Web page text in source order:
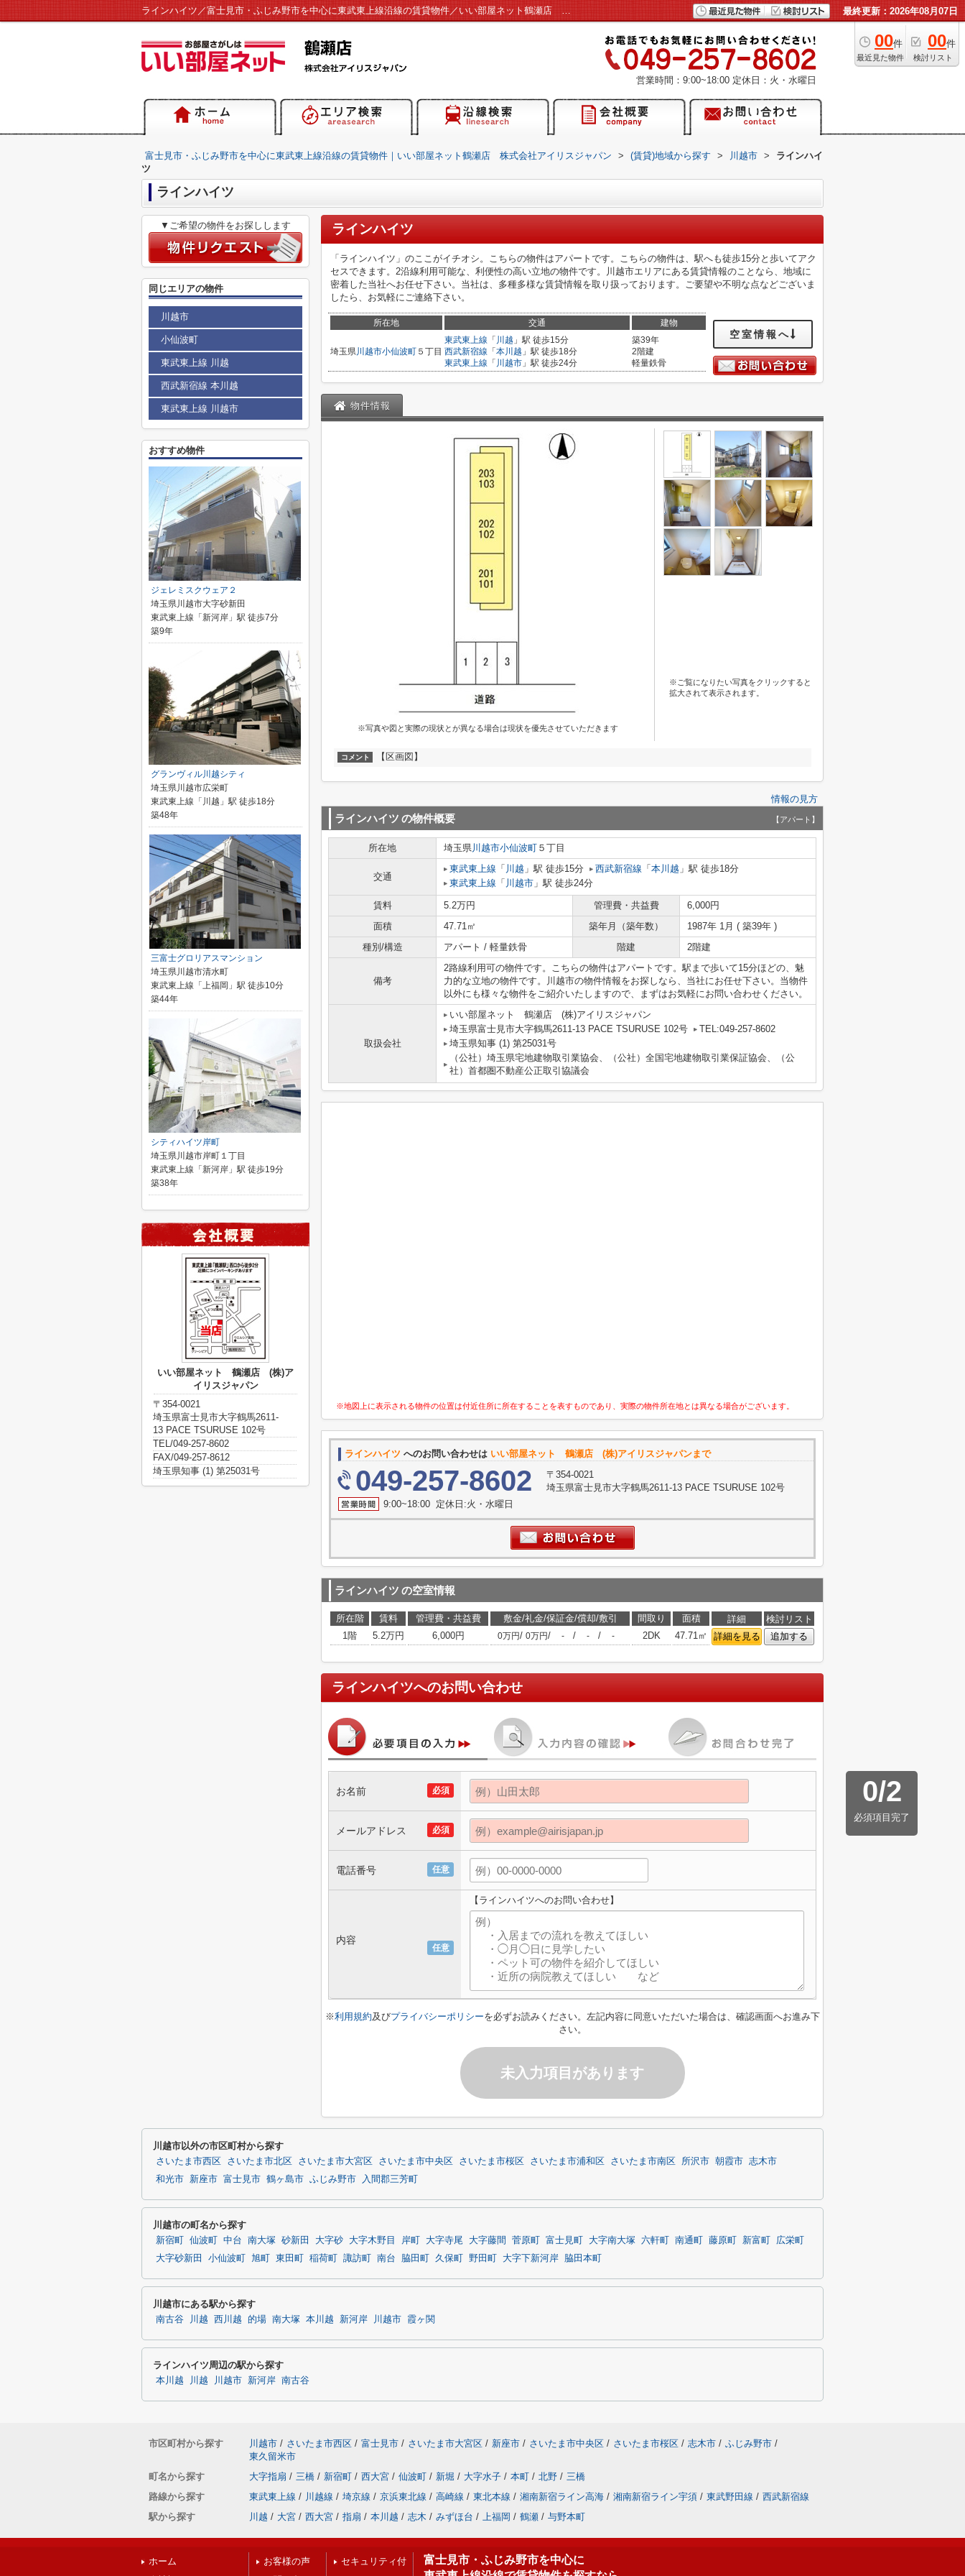
ラインハイツ／富士見市・ふじみ野市を中心に東武東上線沿線の賃貸物件／いい部屋ネット鶴瀬店 株式会社アイリスジャパン 最終更新：2026年08月07日
00件
最近見た物件
00件
検討リスト
営業時間：9:00~18:00 定休日：火・水曜日
富士見市・ふじみ野市を中心に東武東上線沿線の賃貸物件｜いい部屋ネット鶴瀬店 株式会社アイリスジャパン > (賃貸)地域から探す > 川越市 >
ラインハイ
ツ
ラインハイツ
ラインハイツ
「ラインハイツ」のここがイチオシ。こちらの物件はアパートです。こちらの物件は、駅へも徒歩15分と歩いてアク
セスできます。2沿線利用可能な、利便性の高い立地の物件です。川越市エリアにある賃貸情報のことなら、地域に
密着した当社へお任せ下さい。当社は、多種多様な賃貸情報を取り扱っております。ご要望や不明な点などございま
したら、お気軽にご連絡下さい。
所在地 交通 建物
埼玉県川越市小仙波町 ５丁目
東武東上線 「 川越 」駅 徒歩15分
西武新宿線 「 本川越 」駅 徒歩18分
東武東上線 「 川越市 」駅 徒歩24分
築39年
2階建
軽量鉄骨
空室情報へ
物件情報
※写真や図と実際の現状とが異なる場合は現状を優先させていただきます
※ご覧になりたい写真をクリックすると
拡大されて表示されます。
コメント 【区画図】
情報の見方
ラインハイツ の物件概要 【アパート】
所在地 埼玉県川越市小仙波町 ５丁目
交通
東武東上線 「 川越 」駅 徒歩15分 西武新宿線 「 本川越 」駅 徒歩18分
東武東上線 「 川越市 」駅 徒歩24分
賃料 5.2万円 管理費・共益費
6,000円
面積
47.71㎡ 築年月（築年数）
1987年 1月 ( 築39年 )
種別/構造
アパート / 軽量鉄骨 階建 2階建
備考
2路線利用可の物件です。こちらの物件はアパートです。駅まで歩いて15分ほどの、魅
力的な立地の物件です。川越市の物件情報をお探しなら、当社にお任せ下さい。当物件
以外にも様々な物件をご紹介いたしますので、まずはお気軽にお問い合わせください。
取扱会社
いい部屋ネット 鶴瀬店 (株)アイリスジャパン
埼玉県富士見市大字鶴馬2611-13 PACE TSURUSE 102号
TEL:049-257-8602
埼玉県知事 (1) 第25031号
（公社）埼玉県宅地建物取引業協会、（公社）全国宅地建物取引業保証協会、（公
社）首都圏不動産公正取引協議会
※地図上に表示される物件の位置は付近住所に所在することを表すものであり、実際の物件所在地とは異なる場合がございます。
ラインハイツ へのお問い合わせは いい部屋ネット 鶴瀬店 (株)アイリスジャパンまで
049-257-8602
〒354-0021
埼玉県富士見市大字鶴馬2611-13 PACE TSURUSE 102号
9:00~18:00 定休日:火・水曜日
ラインハイツ の空室情報
所在階 賃料 管理費・共益費 敷金/礼金/保証金/償却/敷引 間取り 面積 詳細
検討リスト
1階
5.2万円 6,000円 0万円/ 0万円/ - / - / - 2DK 47.71㎡ 詳細を見る 追加する
ラインハイツへのお問い合わせ
0/2
必須項目完了
必須
お名前
必須
メールアドレス
任意
電話番号
任意
内容
【ラインハイツへのお問い合わせ】
※利用規約及びプライバシーポリシーを必ずお読みください。左記内容に同意いただいた場合は、確認画面へお進み下
さい。
未入力項目があります
▼ご希望の物件をお探しします
同じエリアの物件
川越市
小仙波町
東武東上線 川越
西武新宿線 本川越
東武東上線 川越市
おすすめ物件
ジェレミスクウェア２
埼玉県川越市大字砂新田
東武東上線「新河岸」駅 徒歩7分
築9年
グランヴィル川越シティ
埼玉県川越市広栄町
東武東上線「川越」駅 徒歩18分
築48年
三富士グロリアスマンション
埼玉県川越市清水町
東武東上線「上福岡」駅 徒歩10分
築44年
シティハイツ岸町
埼玉県川越市岸町１丁目
東武東上線「新河岸」駅 徒歩19分
築38年
いい部屋ネット 鶴瀬店 (株)ア
イリスジャパン
〒354-0021
埼玉県富士見市大字鶴馬2611-
13 PACE TSURUSE 102号
TEL/049-257-8602
FAX/049-257-8612
埼玉県知事 (1) 第25031号
川越市以外の市区町村から探す
さいたま市西区 さいたま市北区 さいたま市大宮区 さいたま市中央区 さいたま市桜区 さいたま市浦和区 さいたま市南区 所沢市 朝霞市 志木市
和光市
新座市 富士見市 鶴ヶ島市 ふじみ野市 入間郡三芳町
川越市の町名から探す
新宿町 仙波町 中台 南大塚 砂新田 大字砂 大字木野目 岸町 大字寺尾 大字藤間 菅原町 富士見町 大字南大塚 六軒町 南通町 藤原町 新富町
広栄町
大字砂新田
小仙波町 旭町 東田町 稲荷町 諏訪町 南台 脇田町 久保町 野田町 大字下新河岸 脇田本町
川越市にある駅から探す
南古谷 川越 西川越 的場 南大塚 本川越 新河岸 川越市 霞ヶ関
ラインハイツ周辺の駅から探す
本川越 川越 川越市 新河岸 南古谷
市区町村から探す 川越市 / さいたま市西区 / 富士見市 / さいたま市大宮区 / 新座市 / さいたま市中央区 / さいたま市桜区 / 志木市 / ふじみ野市 /
東久留米市
町名から探す
大字指扇 / 三橋 / 新宿町 / 西大宮 / 仙波町 / 新堀 / 大字水子 / 本町 / 北野 / 三橋
路線から探す
東武東上線 / 川越線 / 埼京線 / 京浜東北線 / 高崎線 / 東北本線 / 湘南新宿ライン高海 / 湘南新宿ライン宇須 / 東武野田線 / 西武新宿線
駅から探す
川越 / 大宮 / 西大宮 / 指扇 / 本川越 / 志木 / みずほ台 / 上福岡 / 鶴瀬 / 与野本町
ホーム
お客様の声
セキュリティ付
富士見市・ふじみ野市を中心に